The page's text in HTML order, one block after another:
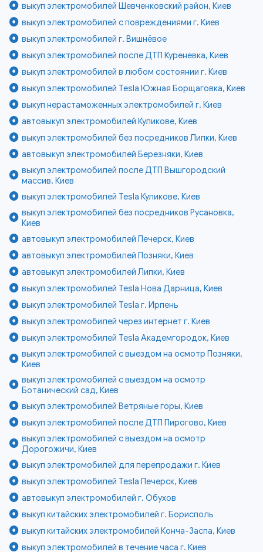
выкуп электромобилей Шевченковский район, Киев
выкуп электромобилей с повреждениями г. Киев
выкуп электромобилей г. Вишнёвое
выкуп электромобилей после ДТП Куреневка, Киев
выкуп электромобилей в любом состоянии г. Киев
выкуп электромобилей Tesla Южная Борщаговка, Киев
выкуп нерастаможенных электромобилей г. Киев
автовыкуп электромобилей Куликове, Киев
выкуп электромобилей без посредников Липки, Киев
автовыкуп электромобилей Березняки, Киев
выкуп электромобилей после ДТП Вышгородский
массив, Киев
выкуп электромобилей Tesla Куликове, Киев
выкуп электромобилей без посредников Русановка,
Киев
автовыкуп электромобилей Печерск, Киев
автовыкуп электромобилей Позняки, Киев
автовыкуп электромобилей Липки, Киев
выкуп электромобилей Tesla Нова Дарница, Киев
выкуп электромобилей Tesla г. Ирпень
выкуп электромобилей через интернет г. Киев
выкуп электромобилей Tesla Академгородок, Киев
выкуп электромобилей с выездом на осмотр Позняки,
Киев
выкуп электромобилей с выездом на осмотр
Ботанический сад, Киев
выкуп электромобилей Ветряные горы, Киев
выкуп электромобилей после ДТП Пирогово, Киев
выкуп электромобилей с выездом на осмотр
Дорогожичи, Киев
выкуп электромобилей для перепродажи г. Киев
выкуп электромобилей Tesla Печерск, Киев
автовыкуп электромобилей г. Обухов
выкуп китайских электромобилей г. Борисполь
выкуп китайских электромобилей Конча-Заспа, Киев
выкуп электромобилей в течение часа г. Киев